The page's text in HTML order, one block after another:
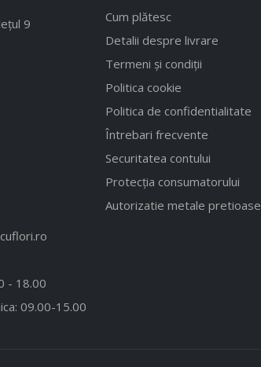
9
- 18.00
09.00-15.00
Cum plătesc
Detalii despre livrare
Termeni și condiții
Politica cookie
Politica de confidentialitate
Întrebari frecvente
Securitatea contului
Protecția consumatorului
Autorizatie metale pretioase